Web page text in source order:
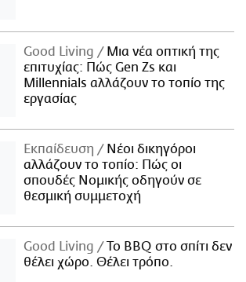
Good Living
Μια νέα οπτική της
επιτυχίας: Πώς Gen Zs και
Millennials αλλάζουν το τοπίο της
εργασίας
Εκπαίδευση
Νέοι δικηγόροι
αλλάζουν το τοπίο: Πώς οι
σπουδές Νομικής οδηγούν σε
θεσμική συμμετοχή
Good Living
Το BBQ στο σπίτι δεν
θέλει χώρο. Θέλει τρόπο.